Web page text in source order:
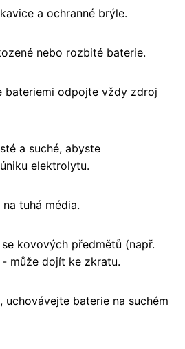
a ochranné brýle.
nebo rozbité baterie.
bateriemi odpojte vždy zdroj
a suché, abyste
elektrolytu.
tuhá média.
kovových předmětů (např.
může dojít ke zkratu.
uchovávejte baterie na suchém